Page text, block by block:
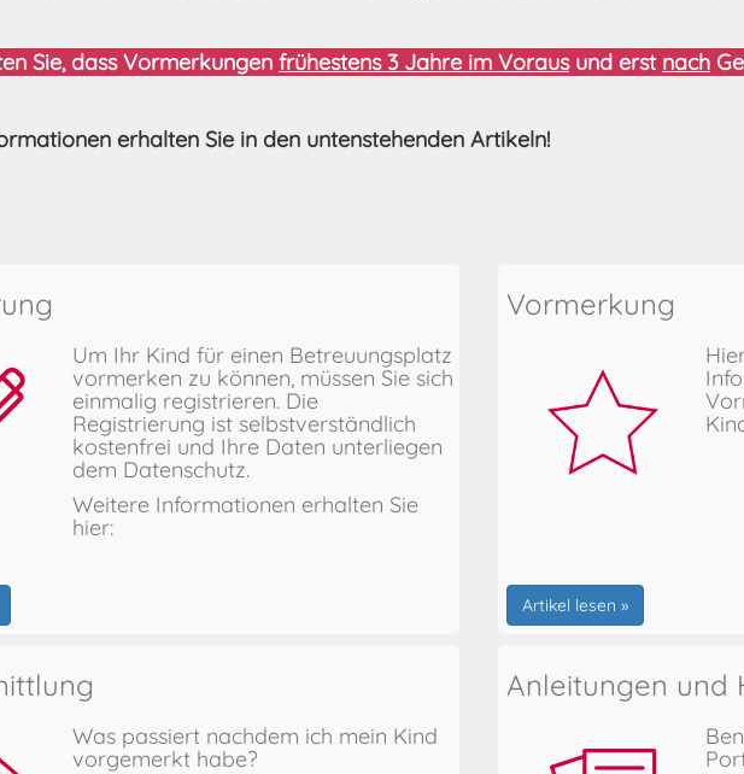
Sie, dass Vormerkungen frühestens 3 Jahre im Vorausund erst nach
erhalten Sie in den untenstehenden Artikeln!
Um Ihr Kind für einen Betreuungsplatz
vormerken zu können, müssen Sie sich
einmalig registrieren. Die
Registrierung ist selbstverständlich
kostenfrei und Ihre Daten unterliegen
dem Datenschutz.
Weitere Informationen erhalten Sie
hier:
Vormerkung
Artikel lesen »
Was passiert nachdem ich mein Kind
vorgemerkt habe?
Anleitungen und